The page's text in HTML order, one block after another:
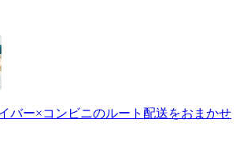
バー×コンビニのルート配送をおまかせ